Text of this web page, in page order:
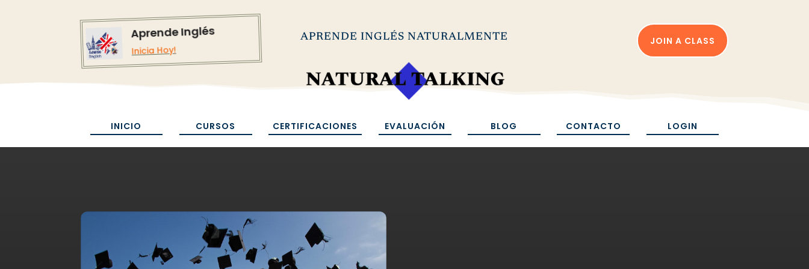
Aprende Inglés
Inicia Hoy!
APRENDE INGLÉS NATURALMENTE JOIN A CLASS
INICIO CURSOS CERTIFICACIONES EVALUACIÓN BLOG CONTACTO LOGIN